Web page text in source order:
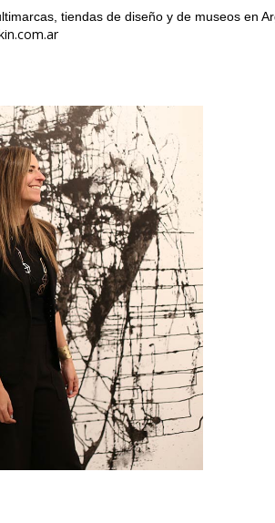
tiendas de diseño y de museos en